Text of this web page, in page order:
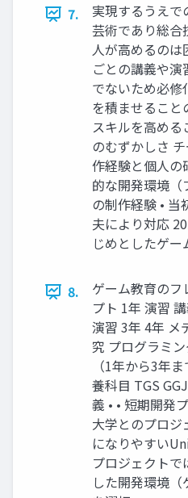
7.
実現するうえ
芸術であり総合
人が高めるのは
ごとの講義や演
でないため必修
を積ませるこ
スキルを高め
のむずかしさ
作経験と個人の
的な開発環境（
の制作経験 •
夫により対応
じめとしたゲ
8.
ゲーム教育のフ
プト 1年 演習
演習 3年 4年 メ
究 プログラミ
（1年から3年
養科目 TGS
義 • • 短期開発
大学とのプロ
になりやすい
プロジェクト
した開発環境（